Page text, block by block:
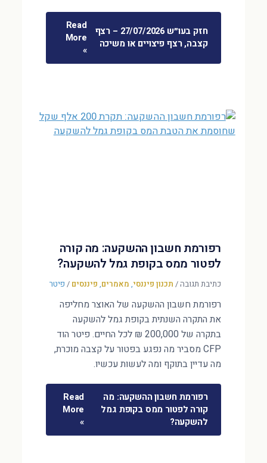
חזק בעו״ש 27/07/2026 – רצף
קצבה, רצף פיצויים או משיכה
Read
More
»
רפורמת חשבון ההשקעה: מה קורה
לפטור ממס בקופת גמל להשקעה?
כתיבת תגובה/ תכנון פיננסי, מאמרים, פיננסים / פיטר
רפורמת חשבון ההשקעה של האוצר מחליפה
את התקרה השנתית בקופת גמל להשקעה
בתקרה של 200,000 ₪ לכל החיים. פיטר הוד
CFP מסביר מה נפגע בפטור על קצבה מוכרת,
מה עדיין בתוקף ומה לעשות עכשיו.
רפורמת חשבון ההשקעה: מה
קורה לפטור ממס בקופת גמל
להשקעה?
Read
More
»